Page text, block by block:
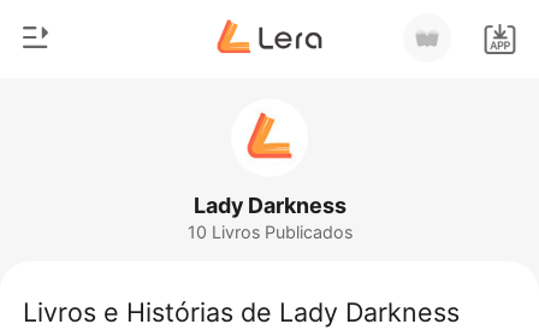
Lobisomem
Lady Darkness
10 Livros Publicados
Livros e Histórias de Lady Darkness